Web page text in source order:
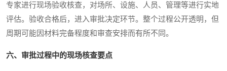
专家进行现场验收核查，对场所、设施、人员、管理等进行实地
评估。验收合格后，进入审批决定环节。整个过程公开透明，但
周期可能因材料完备程度和审查安排而有所不同。
六、审批过程中的现场核查要点